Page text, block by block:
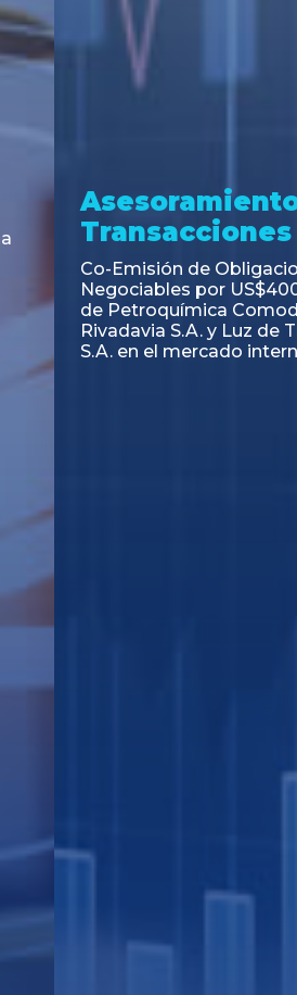
Transacciones
PAGBAM asesoró a
autorización para la
de los Certificados de
del Fideicomiso
Inmobiliario "Espacio